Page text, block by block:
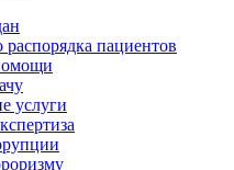
пациентов
услуги